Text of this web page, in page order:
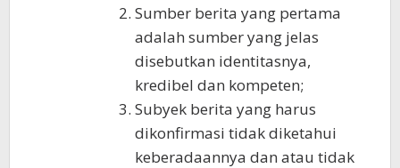
Sumber berita yang pertama
adalah sumber yang jelas
disebutkan identitasnya,
kredibel dan kompeten;
Subyek berita yang harus
dikonfirmasi tidak diketahui
keberadaannya dan atau tidak